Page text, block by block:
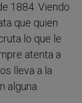
1884. Viendo
que quien
lo que le
atenta a
lleva a la
alguna.